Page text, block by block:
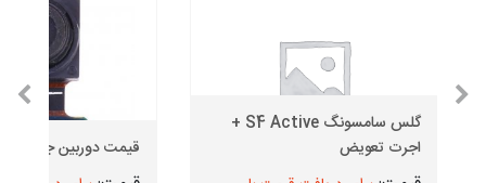
گلس سامسونگ S4 Active +
اجرت تعویض
قیمت دوربین جلو J6 Plus